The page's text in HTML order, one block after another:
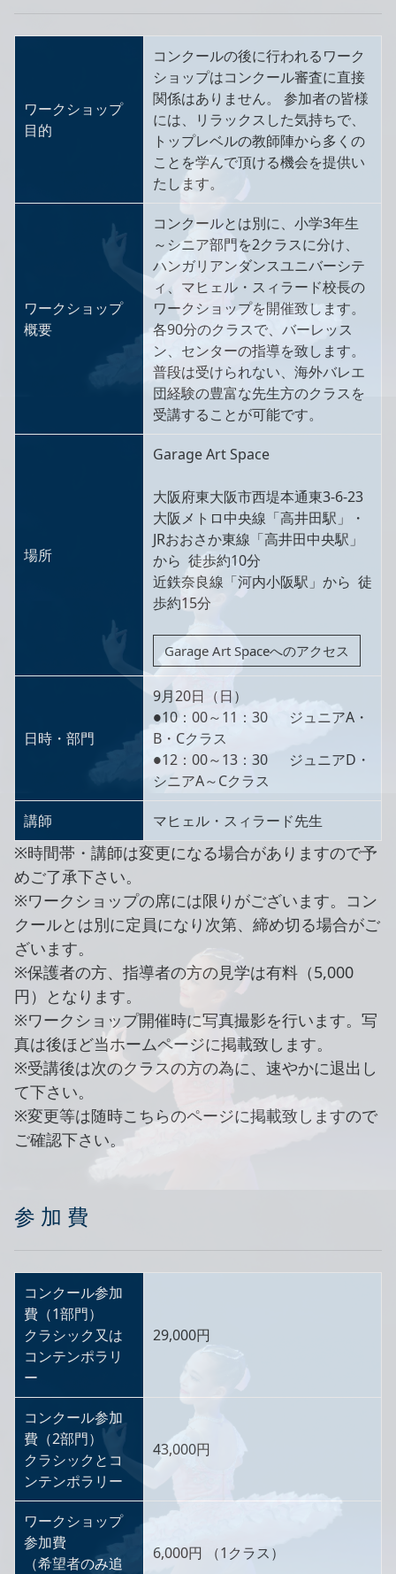
ワークショップ
目的
コンクールの後に行われるワーク
ショップはコンクール審査に直接
関係はありません。 参加者の皆様
には、リラックスした気持ちで、
トップレベルの教師陣から多くの
ことを学んで頂ける機会を提供い
たします。
ワークショップ
概要
コンクールとは別に、小学3年生
～シニア部門を2クラスに分け、
ハンガリアンダンスユニバーシテ
ィ、マヒェル・スィラード校長の
ワークショップを開催致します。
各90分のクラスで、バーレッス
ン、センターの指導を致します。
普段は受けられない、海外バレエ
団経験の豊富な先生方のクラスを
受講することが可能です。
場所
Garage Art Space
大阪府東大阪市西堤本通東3-6-23
大阪メトロ中央線「高井田駅」・
JRおおさか東線「高井田中央駅」
から 徒歩約10分
近鉄奈良線「河内小阪駅」から 徒
歩約15分
Garage Art Spaceへのアクセス
日時・部門
9月20日（日）
●10：00～11：30 ジュニアA・
B・Cクラス
●12：00～13：30 ジュニアD・
シニアA～Cクラス
講師 マヒェル・スィラード先生
※時間帯・講師は変更になる場合がありますので予
めご了承下さい。
※ワークショップの席には限りがございます。コン
クールとは別に定員になり次第、締め切る場合がご
ざいます。
※保護者の方、指導者の方の見学は有料（5,000
円）となります。
※ワークショップ開催時に写真撮影を行います。写
真は後ほど当ホームページに掲載致します。
※受講後は次のクラスの方の為に、速やかに退出し
て下さい。
※変更等は随時こちらのページに掲載致しますので
ご確認下さい。
参 加 費
コンクール参加
費（1部門）
クラシック又は
コンテンポラリ
ー
29,000円
コンクール参加
費（2部門）
クラシックとコ
ンテンポラリー
43,000円
ワークショップ
参加費
（希望者のみ追
6,000円 （1クラス）